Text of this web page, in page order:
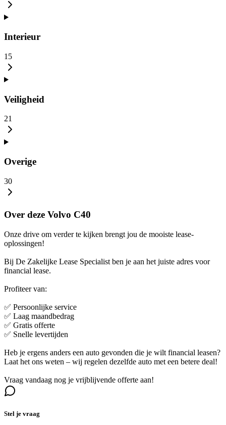
Interieur
15
Veiligheid
21
Overige
30
Over deze Volvo C40
Onze drive om verder te kijken brengt jou de mooiste lease-
oplossingen!
Bij De Zakelijke Lease Specialist ben je aan het juiste adres voor
financial lease.
Profiteer van:
✅ Persoonlijke service
✅ Laag maandbedrag
✅ Gratis offerte
✅ Snelle levertijden
Heb je ergens anders een auto gevonden die je wilt financial leasen?
Laat het ons weten – wij regelen dezelfde auto met een betere deal!
Vraag vandaag nog je vrijblijvende offerte aan!
Stel je vraag